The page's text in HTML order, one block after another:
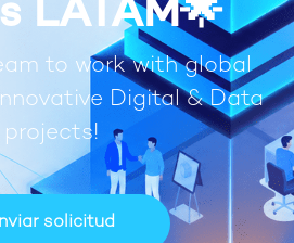
LATAM🌟
to work with global
Digital & Data
projects!
solicitud